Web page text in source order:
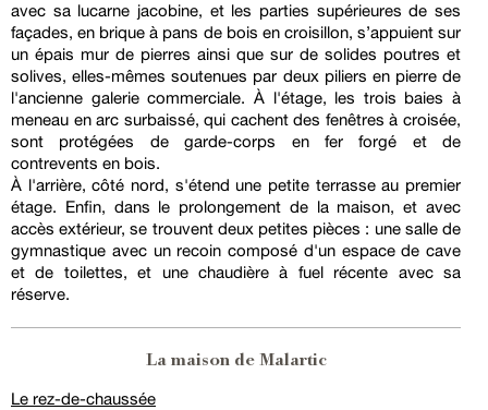
avec sa lucarne jacobine, et les parties supérieures de ses
façades, en brique à pans de bois en croisillon, s’appuient sur
un épais mur de pierres ainsi que sur de solides poutres et
solives, elles-mêmes soutenues par deux piliers en pierre de
l'ancienne galerie commerciale. À l'étage, les trois baies à
meneau en arc surbaissé, qui cachent des fenêtres à croisée,
sont protégées de garde-corps en fer forgé et de
contrevents en bois.
À l'arrière, côté nord, s'étend une petite terrasse au premier
étage. Enfin, dans le prolongement de la maison, et avec
accès extérieur, se trouvent deux petites pièces : une salle de
gymnastique avec un recoin composé d'un espace de cave
et de toilettes, et une chaudière à fuel récente avec sa
réserve.
La maison de Malartic
Le rez-de-chaussée